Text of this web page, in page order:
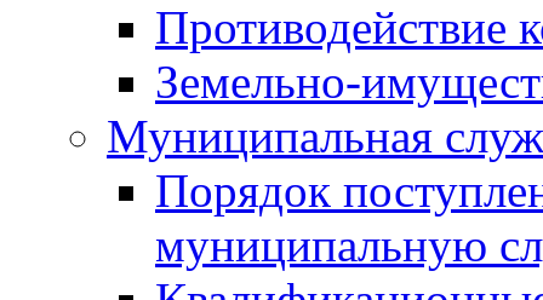
Противодействие
Земельно-
Муниципальная
Порядок
муниципальную